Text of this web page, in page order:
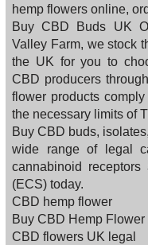
hemp flowers online,
Buy CBD Buds UK
Valley Farm, we stock
the UK for you to
CBD producers
flower products
the necessary limits of
Buy CBD buds,
wide range of legal
cannabinoid
(ECS) today.
CBD hemp flower
Buy CBD Hemp Flower
CBD flowers UK legal